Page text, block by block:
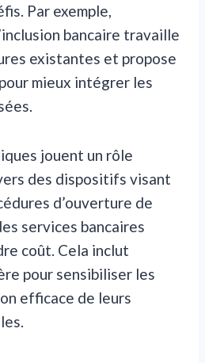
Par exemple,
bancaire travaille
existantes et propose
mieux intégrer les
jouent un rôle
des dispositifs visant
d’ouverture de
services bancaires
coût. Cela inclut
pour sensibiliser les
efficace de leurs